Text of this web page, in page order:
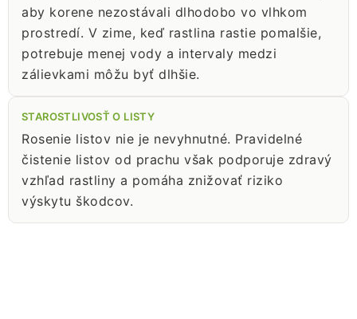
aby korene nezostávali dlhodobo vo vlhkom
prostredí. V zime, keď rastlina rastie pomalšie,
potrebuje menej vody a intervaly medzi
zálievkami môžu byť dlhšie.
STAROSTLIVOSŤ O LISTY
Rosenie listov nie je nevyhnutné. Pravidelné
čistenie listov od prachu však podporuje zdravý
vzhľad rastliny a pomáha znižovať riziko
výskytu škodcov.